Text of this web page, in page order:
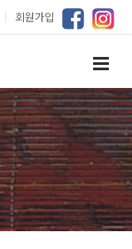
｜ 회원가입